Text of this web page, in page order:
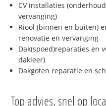
CV installaties
vervanging)
Riool (binnen en buiten)
renovatie en vervanging
Dak(spoed)reparaties en
dakleer)
Dakgoten reparatie en
Top advies, snel op